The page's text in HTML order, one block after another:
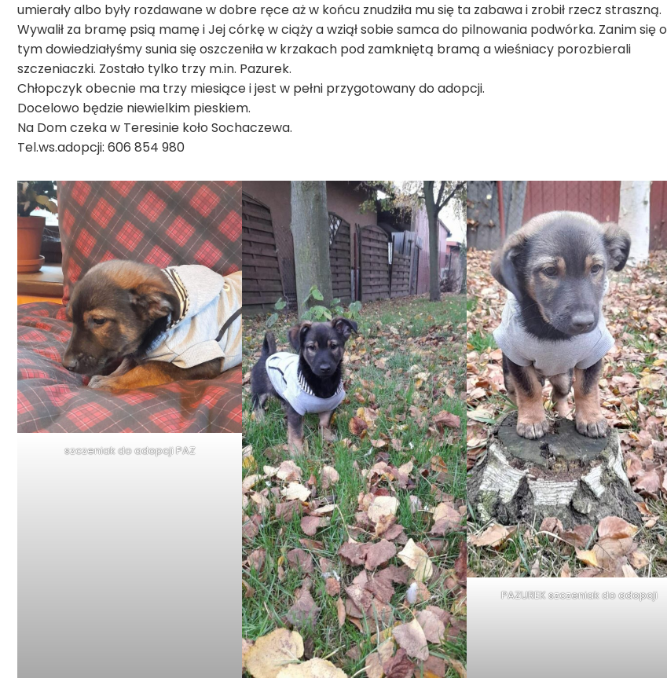
umierały albo były rozdawane w dobre ręce aż w końcu znudziła mu się ta zabawa i zrobił rzecz straszną.
Wywalił za bramę psią mamę i Jej córkę w ciąży a wziął sobie samca do pilnowania podwórka. Zanim się o
tym dowiedziałyśmy sunia się oszczeniła w krzakach pod zamkniętą bramą a wieśniacy porozbierali
szczeniaczki. Zostało tylko trzy m.in. Pazurek.
Chłopczyk obecnie ma trzy miesiące i jest w pełni przygotowany do adopcji.
Docelowo będzie niewielkim pieskiem.
Na Dom czeka w Teresinie koło Sochaczewa.
Tel.ws.adopcji: 606 854 980
szczeniak do adopcji PAZ
PAZUREK szczeniak do adopcji